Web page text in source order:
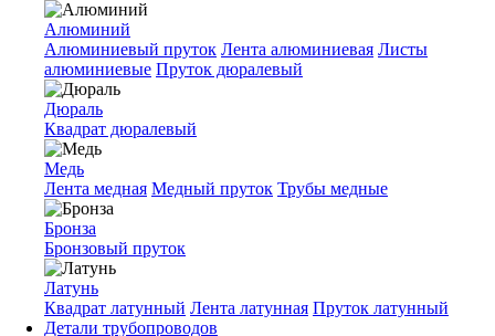
Алюминий
Алюминиевый пруток Лента алюминиевая Листы
алюминиевые Пруток дюралевый
Дюраль
Квадрат дюралевый
Медь
Лента медная Медный пруток Трубы медные
Бронза
Бронзовый пруток
Латунь
Квадрат латунный Лента латунная Пруток латунный
Детали трубопроводов